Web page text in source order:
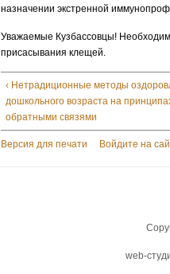
назначении экстренной
Уважаемые Кузбассовцы!
присасывания клещей.
‹ Нетрадиционные методы
дошкольного возраста на
обратными связями
Версия для печати Войдите на
web-